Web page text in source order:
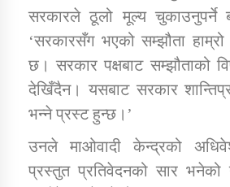
तातोपानी गाउँपालिका
सरकारले ठूलो मूल्य
‘सरकारसँग भएको सम्झौता हाम्रो
छ। सरकार पक्षबाट सम्झौताको
देखिँदैन। यसबाट सरकार
भन्ने प्रस्ट हुन्छ।’
उनले माओवादी केन्द्रको
प्रस्तुत प्रतिवेदनको सार भनेको